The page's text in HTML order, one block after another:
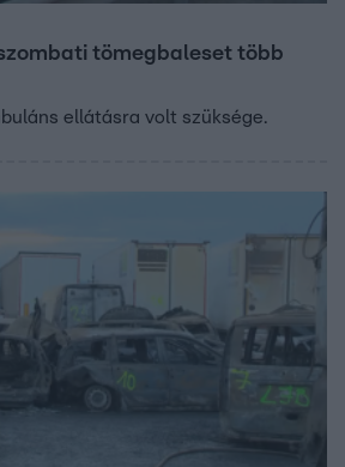
tömegbaleset több
ellátásra volt szüksége.